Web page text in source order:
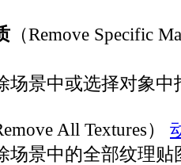
（Remove Specific
场景中或选择对象中
All Textures）
场景中的全部纹理贴